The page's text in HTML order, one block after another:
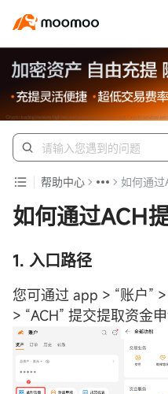
帮助中心 如何通过
如何通过ACH
1. 入口路径
您可通过 app > “账户”
> “ACH” 提交提取资金申